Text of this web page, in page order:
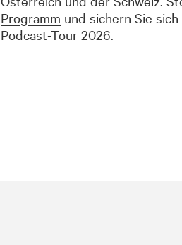
Programm und sichern Sie
Podcast-Tour 2026.